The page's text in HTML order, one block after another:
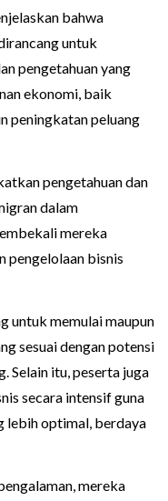
bahwa
untuk
pengetahuan yang
ekonomi, baik
peningkatan peluang
pengetahuan dan
dalam
mereka
pengelolaan bisnis
untuk memulai maupun
sesuai dengan potensi
Selain itu, peserta juga
secara intensif guna
lebih optimal, berdaya
mereka